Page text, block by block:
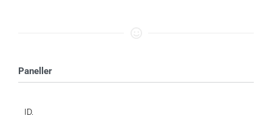
Paneller
ID.